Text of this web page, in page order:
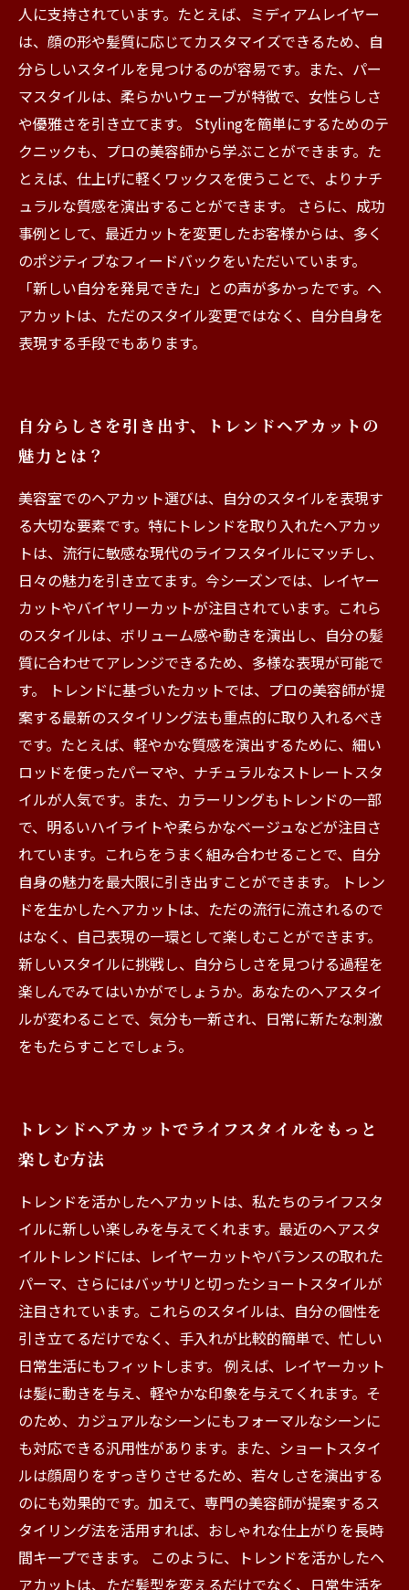
人に支持されています。たとえば、ミディアムレイヤー
は、顔の形や髪質に応じてカスタマイズできるため、自
分らしいスタイルを見つけるのが容易です。また、パー
マスタイルは、柔らかいウェーブが特徴で、女性らしさ
や優雅さを引き立てます。 Stylingを簡単にするためのテ
クニックも、プロの美容師から学ぶことができます。た
とえば、仕上げに軽くワックスを使うことで、よりナチ
ュラルな質感を演出することができます。 さらに、成功
事例として、最近カットを変更したお客様からは、多く
のポジティブなフィードバックをいただいています。
「新しい自分を発見できた」との声が多かったです。ヘ
アカットは、ただのスタイル変更ではなく、自分自身を
表現する手段でもあります。
自分らしさを引き出す、トレンドヘアカットの
魅力とは？
美容室でのヘアカット選びは、自分のスタイルを表現す
る大切な要素です。特にトレンドを取り入れたヘアカッ
トは、流行に敏感な現代のライフスタイルにマッチし、
日々の魅力を引き立てます。今シーズンでは、レイヤー
カットやバイヤリーカットが注目されています。これら
のスタイルは、ボリューム感や動きを演出し、自分の髪
質に合わせてアレンジできるため、多様な表現が可能で
す。 トレンドに基づいたカットでは、プロの美容師が提
案する最新のスタイリング法も重点的に取り入れるべき
です。たとえば、軽やかな質感を演出するために、細い
ロッドを使ったパーマや、ナチュラルなストレートスタ
イルが人気です。また、カラーリングもトレンドの一部
で、明るいハイライトや柔らかなベージュなどが注目さ
れています。これらをうまく組み合わせることで、自分
自身の魅力を最大限に引き出すことができます。 トレン
ドを生かしたヘアカットは、ただの流行に流されるので
はなく、自己表現の一環として楽しむことができます。
新しいスタイルに挑戦し、自分らしさを見つける過程を
楽しんでみてはいかがでしょうか。あなたのヘアスタイ
ルが変わることで、気分も一新され、日常に新たな刺激
をもたらすことでしょう。
トレンドヘアカットでライフスタイルをもっと
楽しむ方法
トレンドを活かしたヘアカットは、私たちのライフスタ
イルに新しい楽しみを与えてくれます。最近のヘアスタ
イルトレンドには、レイヤーカットやバランスの取れた
パーマ、さらにはバッサリと切ったショートスタイルが
注目されています。これらのスタイルは、自分の個性を
引き立てるだけでなく、手入れが比較的簡単で、忙しい
日常生活にもフィットします。 例えば、レイヤーカット
は髪に動きを与え、軽やかな印象を与えてくれます。そ
のため、カジュアルなシーンにもフォーマルなシーンに
も対応できる汎用性があります。また、ショートスタイ
ルは顔周りをすっきりさせるため、若々しさを演出する
のにも効果的です。加えて、専門の美容師が提案するス
タイリング法を活用すれば、おしゃれな仕上がりを長時
間キープできます。 このように、トレンドを活かしたヘ
アカットは、ただ髪型を変えるだけでなく、日常生活を